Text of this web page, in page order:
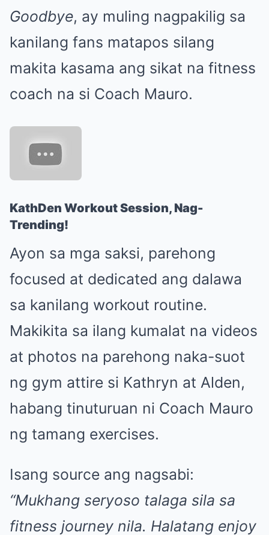
Goodbye, ay muling nagpakilig sa
kanilang fans matapos silang
makita kasama ang sikat na fitness
coach na si Coach Mauro.
KathDen Workout Session, Nag-
Trending!
Ayon sa mga saksi, parehong
focused at dedicated ang dalawa
sa kanilang workout routine.
Makikita sa ilang kumalat na videos
at photos na parehong naka-suot
ng gym attire si Kathryn at Alden,
habang tinuturuan ni Coach Mauro
ng tamang exercises.
Isang source ang nagsabi:
“Mukhang seryoso talaga sila sa
fitness journey nila. Halatang enjoy